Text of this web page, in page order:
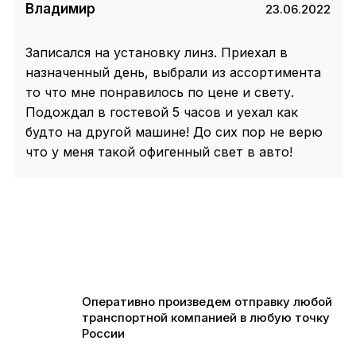
Владимир 23.06.2022
Записался на установку линз. Приехал в
назначенный день, выбрали из ассортимента
то что мне понравилось по цене и свету.
Подождал в гостевой 5 часов и уехал как
будто на другой машине! До сих пор не верю
что у меня такой офигенный свет в авто!
Оперативно произведем отправку любой
транспортной компанией в любую точку
России